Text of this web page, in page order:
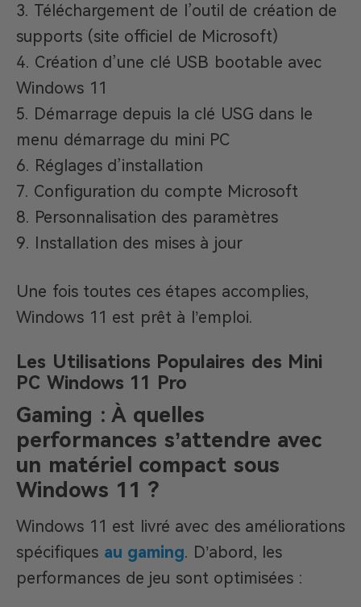
Téléchargement de l’outil de création de
supports (site officiel de Microsoft)
Création d’une clé USB bootable avec
Windows 11
Démarrage depuis la clé USG dans le
menu démarrage du mini PC
Réglages d’installation
Configuration du compte Microsoft
Personnalisation des paramètres
Installation des mises à jour
Une fois toutes ces étapes accomplies,
Windows 11 est prêt à l’emploi.
Les Utilisations Populaires des Mini
PC Windows 11 Pro
Gaming : À quelles
performances s’attendre avec
un matériel compact sous
Windows 11 ?
Windows 11 est livré avec des améliorations
spécifiques au gaming. D’abord, les
performances de jeu sont optimisées :